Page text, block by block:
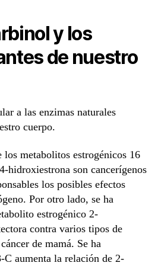
y los
de nuestro
a las enzimas naturales
cuerpo.
los metabolitos estrogénicos 16
hidroxiestrona son cancerígenos
los posibles efectos
Por otro lado, se ha
estrogénico 2-
contra varios tipos de
de mamá. Se ha
C aumenta la relación de 2-